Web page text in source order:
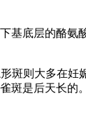
基底层的酪氨
斑则大多在妊
是后天长的